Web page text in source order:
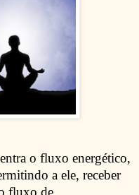
o fluxo energético,
a ele, receber